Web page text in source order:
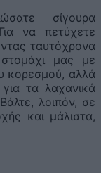
σίγουρα
να πετύχετε
ταυτόχρονα
μας με
κορεσμού, αλλά
τα λαχανικά
λοιπόν, σε
και μάλιστα,